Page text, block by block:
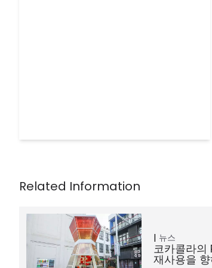
뉴스
코카콜라의
재사용을